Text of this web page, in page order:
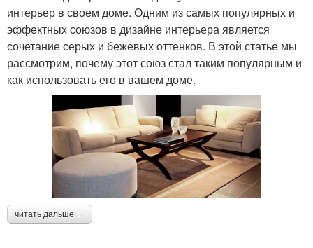
интерьер в своем доме. Одним из самых популярных и
эффектных союзов в дизайне интерьера является
сочетание серых и бежевых оттенков. В этой статье мы
рассмотрим, почему этот союз стал таким популярным и
как использовать его в вашем доме.
читать дальше →